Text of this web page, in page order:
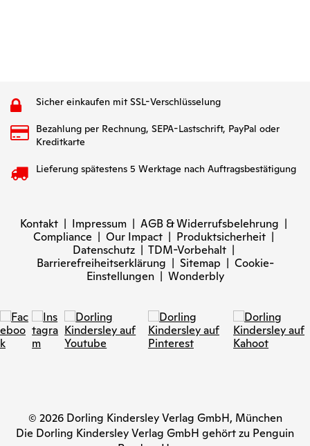
Sicher einkaufen mit SSL-Verschlüsselung
Bezahlung per Rechnung, SEPA-Lastschrift, PayPal oder
Kreditkarte
Lieferung spätestens 5 Werktage nach Auftragsbestätigung
Kontakt | Impressum | AGB & Widerrufsbelehrung |
Compliance | Our Impact | Produktsicherheit |
Datenschutz | TDM-Vorbehalt |
Barrierefreiheitserklärung | Sitemap | Cookie-
Einstellungen| Wonderbly
© 2026 Dorling Kindersley Verlag GmbH, München
Die Dorling Kindersley Verlag GmbH gehört zu Penguin